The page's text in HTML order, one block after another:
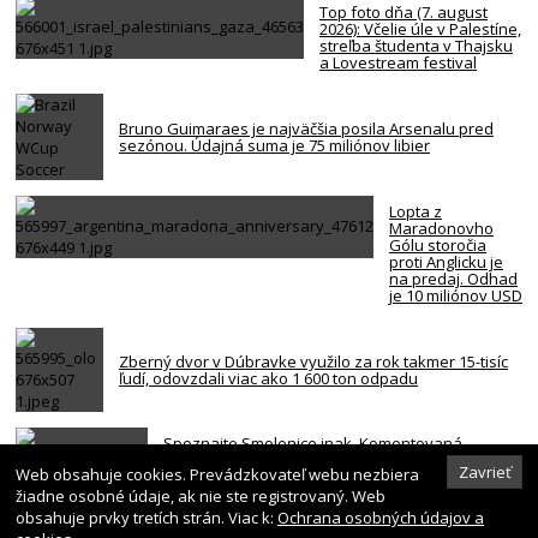
Top foto dňa (7. august
2026): Včelie úle v Palestíne,
streľba študenta v Thajsku
a Lovestream festival
Bruno Guimaraes je najväčšia posila Arsenalu pred
sezónou. Údajná suma je 75 miliónov libier
Lopta z
Maradonovho
Gólu storočia
proti Anglicku je
na predaj. Odhad
je 10 miliónov USD
Zberný dvor v Dúbravke využilo za rok takmer 15-tisíc
ľudí, odovzdali viac ako 1 600 ton odpadu
Spoznajte Smolenice inak. Komentovaná
prehliadka odhalí históriu obce, Molpír aj
Smolenický zámok Zavrieť
Web obsahuje cookies. Prevádzkovateľ webu nezbiera
žiadne osobné údaje, ak nie ste registrovaný. Web
obsahuje prvky tretích strán. Viac k: Ochrana osobných údajov a